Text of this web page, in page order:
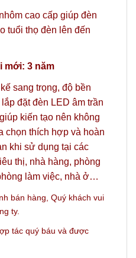
cao cấp giúp đèn
tuổi thọ đèn lên đến
mới: 3 năm
sang trọng, độ bền
đặt đèn LED âm trần
kiến tạo nên không
chọn thích hợp và hoàn
khi sử dụng tại các
thị, nhà hàng, phòng
làm việc, nhà ở…
bán hàng, Quý khách vui
ty.
tác quý báu và được